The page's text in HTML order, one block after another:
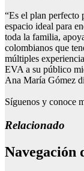
“Es el plan perfecto
espacio ideal para
toda la familia,
colombianos que
múltiples
EVA a su público
Ana María Gómez
Síguenos y conoce
Relacionado
Navegación